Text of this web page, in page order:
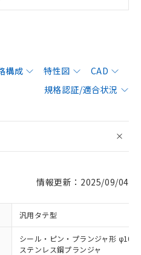
構成 特性図
CAD
規格認証/適合状況
情報更新：2025/09/04
汎用タテ型
シール・ピン・プランジャ形 φ10
ステンレス鋼プランジャ